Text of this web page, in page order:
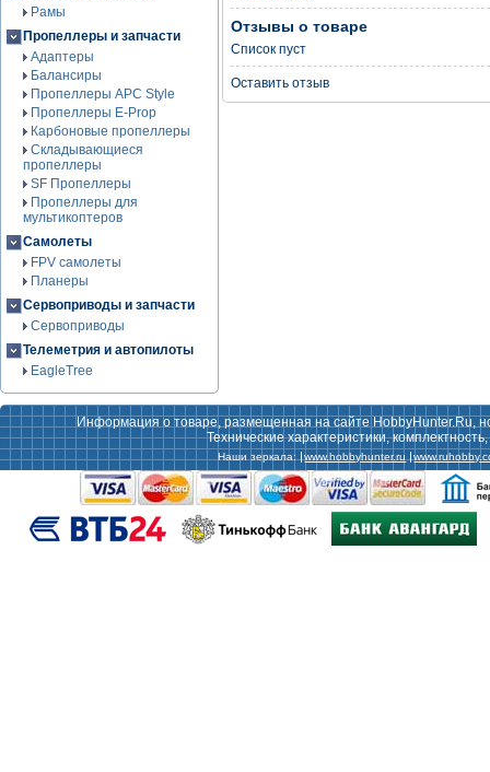
Рамы
Пропеллеры и запчасти
Адаптеры
Балансиры
Пропеллеры APC Style
Пропеллеры E-Prop
Карбоновые пропеллеры
Складывающиеся
пропеллеры
SF Пропеллеры
Пропеллеры для
мультикоптеров
Самолеты
FPV самолеты
Планеры
Сервоприводы и запчасти
Сервоприводы
Телеметрия и автопилоты
EagleTree
Отзывы о товаре
Список пуст
Оставить отзыв
Информация о товаре, размещенная на сайте HobbyHunter.Ru,
Технические характеристики,
Наши зеркала: www.hobbyhunter.ru